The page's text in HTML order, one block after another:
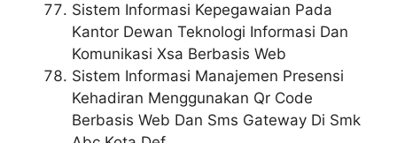
Sistem Informasi Kepegawaian Pada
Kantor Dewan Teknologi Informasi Dan
Komunikasi Xsa Berbasis Web
Sistem Informasi Manajemen Presensi
Kehadiran Menggunakan Qr Code
Berbasis Web Dan Sms Gateway Di Smk